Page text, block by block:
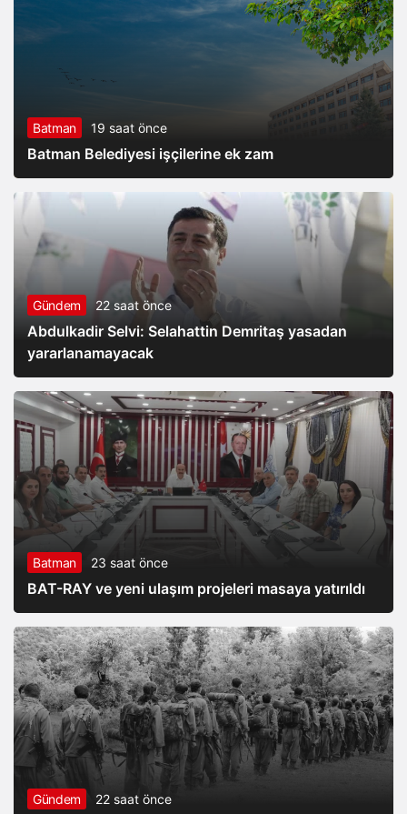
Batman 19 saat önce
Batman Belediyesi işçilerine ek zam
Gündem 22 saat önce
Abdulkadir Selvi: Selahattin Demritaş yasadan
yararlanamayacak
Batman 23 saat önce
BAT-RAY ve yeni ulaşım projeleri masaya yatırıldı
Gündem 22 saat önce